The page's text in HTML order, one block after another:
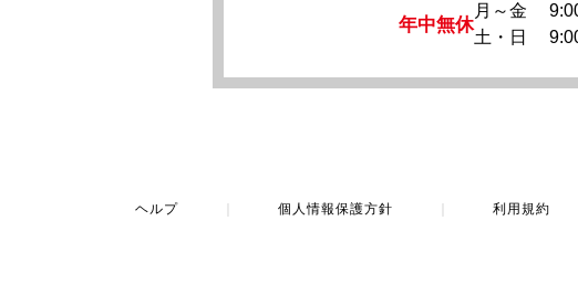
年中無休
月～金
土・日
ヘルプ 個人情報保護方針 利用規約